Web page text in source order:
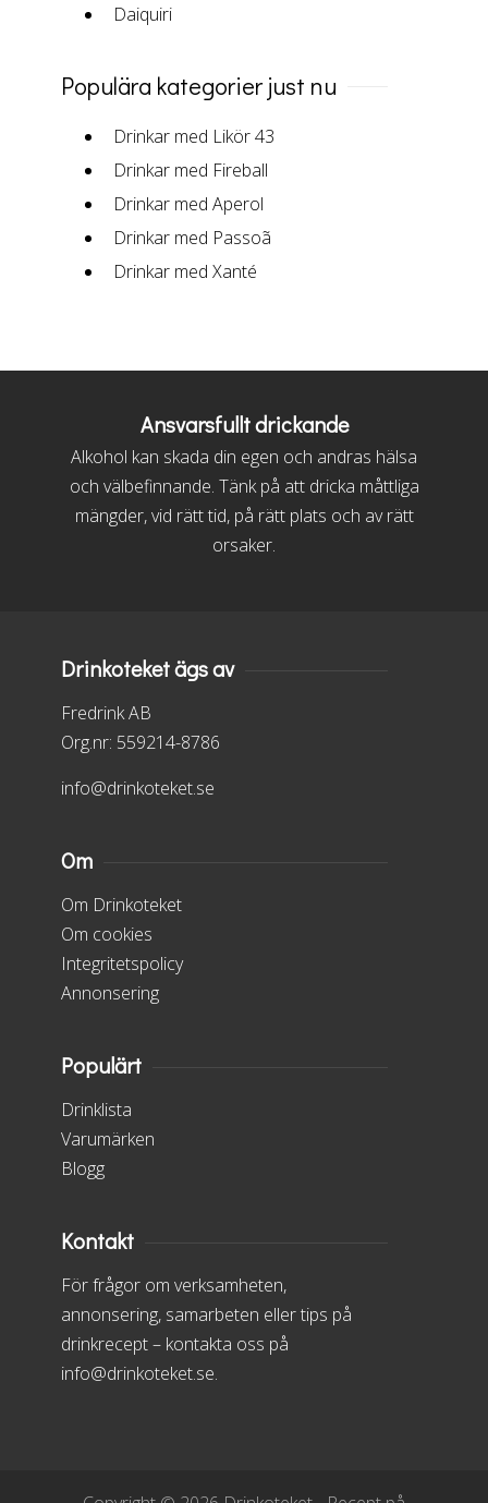
Daiquiri
Populära kategorier just nu
Drinkar med Likör 43
Drinkar med Fireball
Drinkar med Aperol
Drinkar med Passoã
Drinkar med Xanté
Ansvarsfullt drickande
Alkohol kan skada din egen och andras hälsa
och välbefinnande. Tänk på att dricka måttliga
mängder, vid rätt tid, på rätt plats och av rätt
orsaker.
Drinkoteket ägs av
Fredrink AB
Org.nr: 559214-8786
info@drinkoteket.se
Om
Om Drinkoteket
Om cookies
Integritetspolicy
Annonsering
Populärt
Drinklista
Varumärken
Blogg
Kontakt
För frågor om verksamheten,
annonsering, samarbeten eller tips på
drinkrecept – kontakta oss på
info@drinkoteket.se.